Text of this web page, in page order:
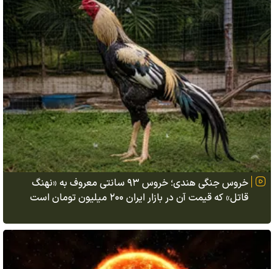
خروس جنگی هندی؛ خروس ۹۳ سانتی معروف به «نهنگ
قاتل» که قیمت آن در بازار ایران ۲۰۰ میلیون تومان است